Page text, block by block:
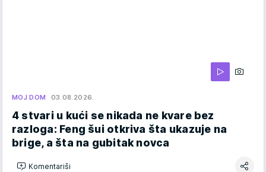
MOJ DOM 03.08.2026.
4 stvari u kući se nikada ne kvare bez
razloga: Feng šui otkriva šta ukazuje na
brige, a šta na gubitak novca
Komentariši